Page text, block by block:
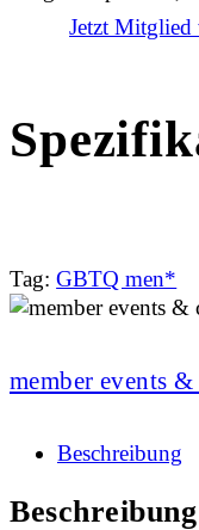
Jetzt Mitglied
Tag: GBTQ men*
member events &
Beschreibung
Beschreibung